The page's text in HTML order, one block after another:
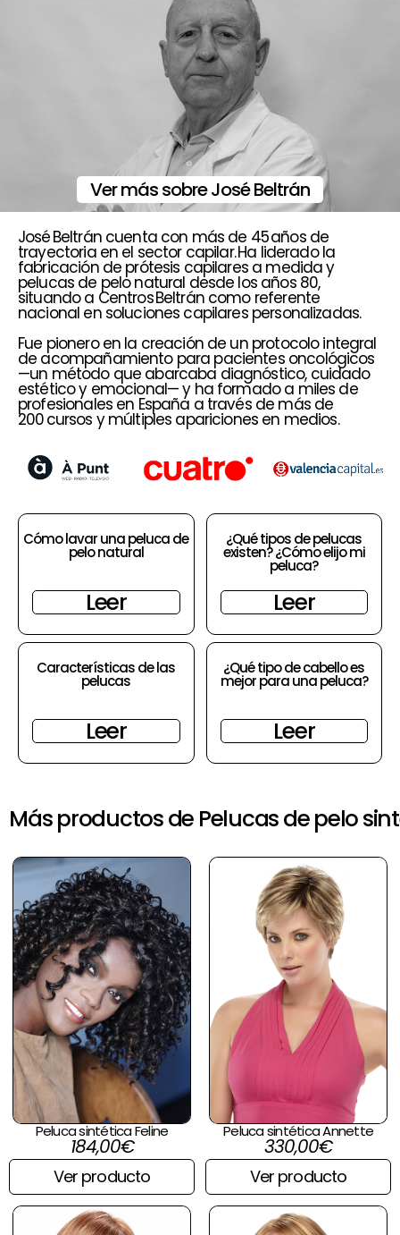
Ver más sobre José Beltrán
José Beltrán cuenta con más de 45 años de
trayectoria en el sector capilar. Ha liderado la
fabricación de prótesis capilares a medida y
pelucas de pelo natural desde los años 80,
situando a Centros Beltrán como referente
nacional en soluciones capilares personalizadas.
Fue pionero en la creación de un protocolo integral
de acompañamiento para pacientes oncológicos
—un método que abarcaba diagnóstico, cuidado
estético y emocional— y ha formado a miles de
profesionales en España a través de más de
200 cursos y múltiples apariciones en medios.
Cómo lavar una peluca de
pelo natural
Leer
¿Qué tipos de pelucas
existen? ¿Cómo elijo mi
peluca?
Leer
Características de las
pelucas
Leer
¿Qué tipo de cabello es
mejor para una peluca?
Leer
Más productos de Pelucas de pelo
Peluca sintética Feline
184,00€
Ver producto
Peluca sintética Annette
330,00€
Ver producto